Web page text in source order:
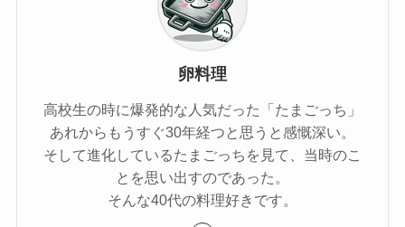
卵料理
高校生の時に爆発的な人気だった「たまごっち」
あれからもうすぐ30年経つと思うと感慨深い。
そして進化しているたまごっちを見て、当時のこ
とを思い出すのであった。
そんな40代の料理好きです。